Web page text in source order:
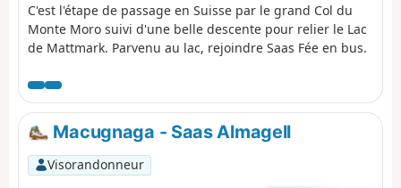
C'est l'étape de passage en Suisse par le grand Col du
Monte Moro suivi d'une belle descente pour relier le Lac
de Mattmark. Parvenu au lac, rejoindre Saas Fée en bus.
Macugnaga - Saas Almagell
Visorandonneur